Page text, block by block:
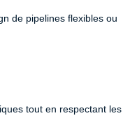
de pipelines flexibles ou
tout en respectant les